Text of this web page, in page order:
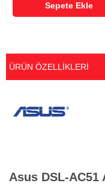
Sepete Ekle
ÜRÜN ÖZELLIKLERI
Asus DSL-AC51